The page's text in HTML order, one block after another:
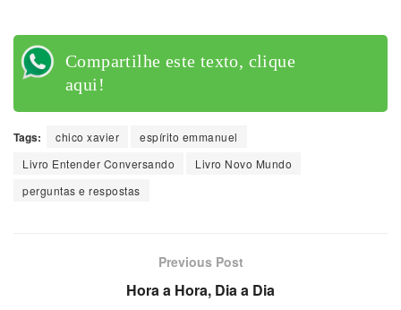
Compartilhe este texto, clique
aqui!
Tags: chico xavier
espírito emmanuel
Livro Entender Conversando
Livro Novo Mundo
perguntas e respostas
Previous Post
Hora a Hora, Dia a Dia